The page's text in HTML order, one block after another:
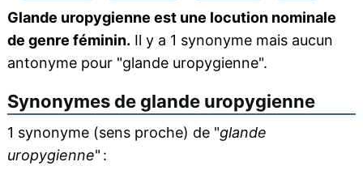
Glande uropygienne est une locution nominale
de genre féminin. Il y a 1 synonyme mais aucun
antonyme pour "glande uropygienne".
Synonymes de glande uropygienne
1 synonyme (sens proche) de "glande
uropygienne" :